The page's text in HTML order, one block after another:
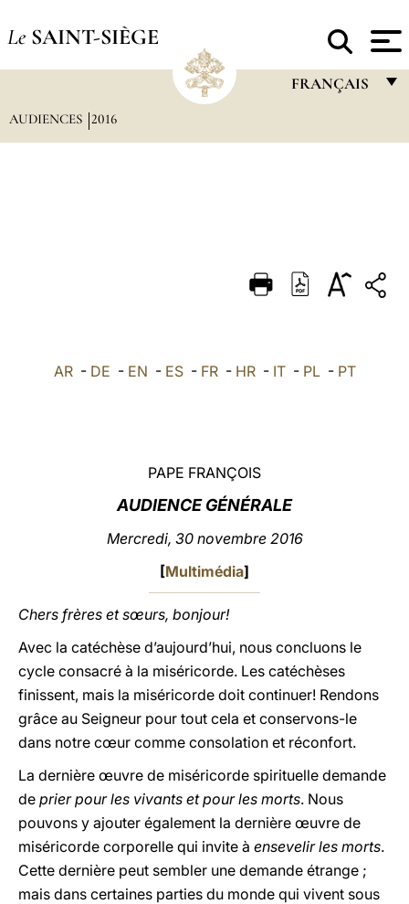
Le SAINT-SIÈGE
FRANÇAIS
DEUTSCH
العربيّة
AUDIENCES 2016
AR- DE - EN - ES- FR- HR- IT- PL- PT
PAPE FRANÇOIS
AUDIENCE GÉNÉRALE
Mercredi, 30 novembre 2016
[Multimédia]
Chers frères et sœurs, bonjour!
Avec la catéchèse d’aujourd’hui, nous concluons le
cycle consacré à la miséricorde. Les catéchèses
finissent, mais la miséricorde doit continuer! Rendons
grâce au Seigneur pour tout cela et conservons-le
dans notre cœur comme consolation et réconfort.
La dernière œuvre de miséricorde spirituelle demande
de prier pour les vivants et pour les morts. Nous
pouvons y ajouter également la dernière œuvre de
miséricorde corporelle qui invite à ensevelir les morts.
Cette dernière peut sembler une demande étrange ;
mais dans certaines parties du monde qui vivent sous